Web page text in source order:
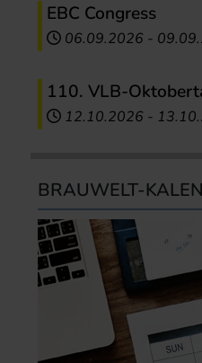
EBC Congress
06.09.2026 -
110. VLB-
12.10.2026 -
BRAUWELT-